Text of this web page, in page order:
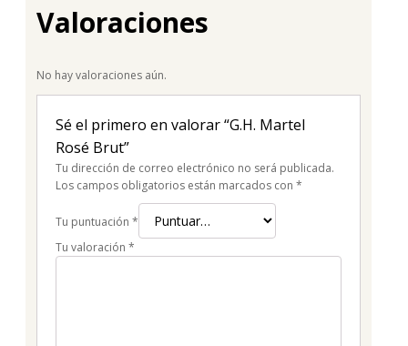
Valoraciones
No hay valoraciones aún.
Sé el primero en valorar “G.H. Martel
Rosé Brut”
Tu dirección de correo electrónico no será publicada.
Los campos obligatorios están marcados con *
Tu puntuación *
Tu valoración *